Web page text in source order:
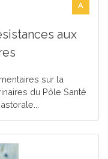
A
aux
sur la
du Pôle Santé